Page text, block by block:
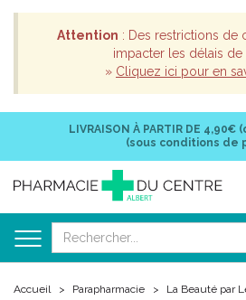
Attention : Des restrictions de
impacter les délais de
» Cliquez ici pour en
LIVRAISON À PARTIR DE 4,90€
(sous conditions de
Accueil Parapharmacie
La Beauté par